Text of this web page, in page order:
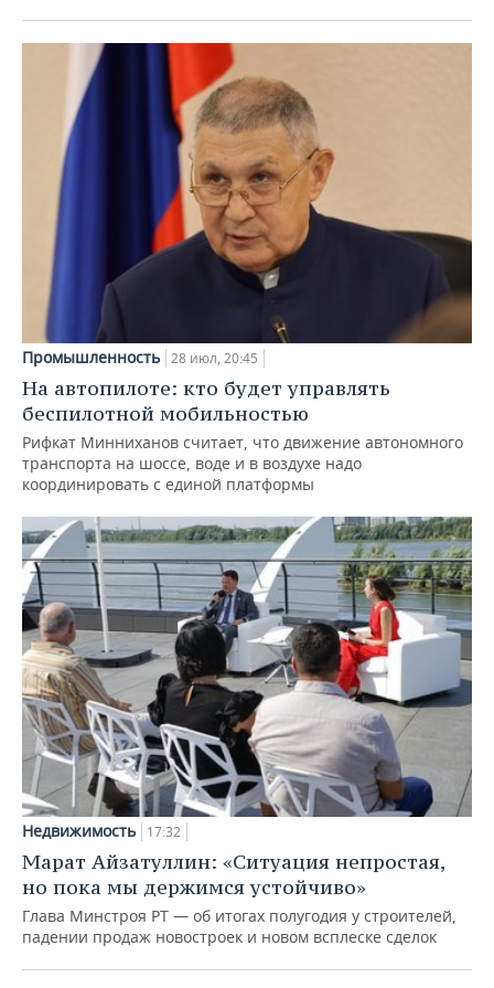
Промышленность 28 июл, 20:45
На автопилоте: кто будет управлять
беспилотной мобильностью
Рифкат Минниханов считает, что движение автономного
транспорта на шоссе, воде и в воздухе надо
координировать с единой платформы
Недвижимость 17:32
Марат Айзатуллин: «Ситуация непростая,
но пока мы держимся устойчиво»
Глава Минстроя РТ — об итогах полугодия у строителей,
падении продаж новостроек и новом всплеске сделок